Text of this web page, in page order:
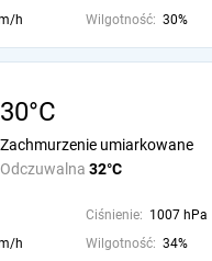
h Wilgotność: 30%
30°C
Odczuwalna 32°C
Zachmurzenie umiarkowane
Ciśnienie: 1007 hPa
h Wilgotność: 34%